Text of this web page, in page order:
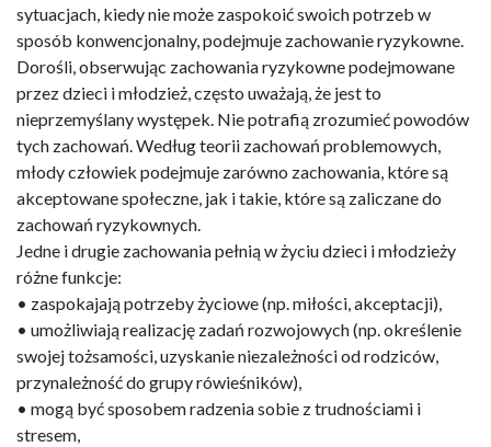
sytuacjach, kiedy nie może zaspokoić swoich potrzeb w
sposób konwencjonalny, podejmuje zachowanie ryzykowne.
Dorośli, obserwując zachowania ryzykowne podejmowane
przez dzieci i młodzież, często uważają, że jest to
nieprzemyślany występek. Nie potrafią zrozumieć powodów
tych zachowań. Według teorii zachowań problemowych,
młody człowiek podejmuje zarówno zachowania, które są
akceptowane społeczne, jak i takie, które są zaliczane do
zachowań ryzykownych.
Jedne i drugie zachowania pełnią w życiu dzieci i młodzieży
różne funkcje:
• zaspokajają potrzeby życiowe (np. miłości, akceptacji),
• umożliwiają realizację zadań rozwojowych (np. określenie
swojej tożsamości, uzyskanie niezależności od rodziców,
przynależność do grupy rówieśników),
• mogą być sposobem radzenia sobie z trudnościami i
stresem,